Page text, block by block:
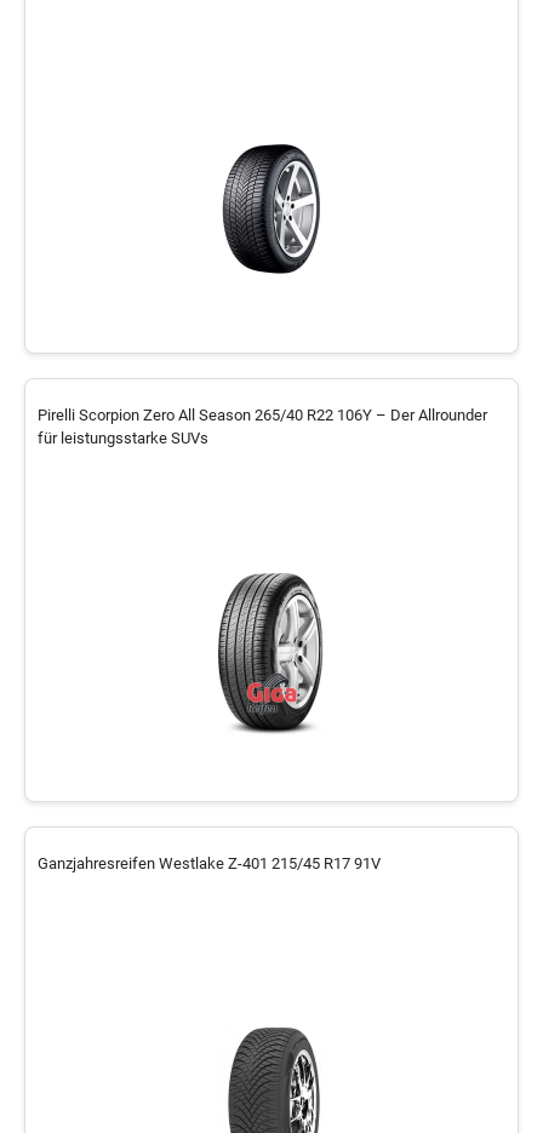
Pirelli Scorpion Zero All Season 265/40 R22 106Y – Der Allrounder
für leistungsstarke SUVs
Ganzjahresreifen Westlake Z-401 215/45 R17 91V